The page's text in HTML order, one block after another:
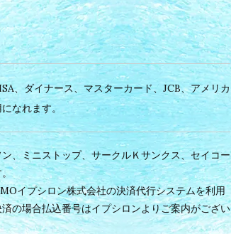
、ダイナース、マスターカード、JCB、アメリカ
なれます。
、ミニストップ、サークルＫサンクス、セイコー
。
イプシロン株式会社の決済代行システムを利用
の場合払込番号はイプシロンよりご案内がござい